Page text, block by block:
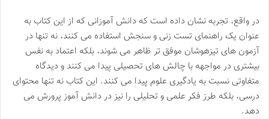
در واقع، تجربه نشان داده است که دانش آموزانی که از این کتاب به
عنوان یک راهنمای تست زنی و سنجش استفاده می کنند، نه تنها در
آزمون های تیزهوشان موفق تر ظاهر می شوند، بلکه اعتماد به نفس
بیشتری در مواجهه با چالش های تحصیلی پیدا می کنند و دیدگاه
متفاوتی نسبت به یادگیری علوم پیدا می کنند. این کتاب نه تنها محتوای
درسی، بلکه طرز فکر علمی و تحلیلی را نیز در دانش آموز پرورش می
دهد.